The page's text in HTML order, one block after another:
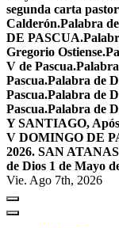
segunda carta
Calderón.Palabra
DE PASCUA.
Gregorio Ostiense.
V de Pascua.
Pascua.Palabra de
Pascua.Palabra de
Pascua.Palabra de
Y SANTIAGO,
V DOMINGO DE
2026. SAN
de Dios 1 de Mayo
Vie. Ago 7th, 2026